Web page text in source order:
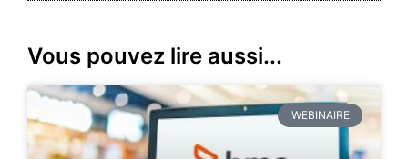
Vous pouvez lire aussi...
WEBINAIRE